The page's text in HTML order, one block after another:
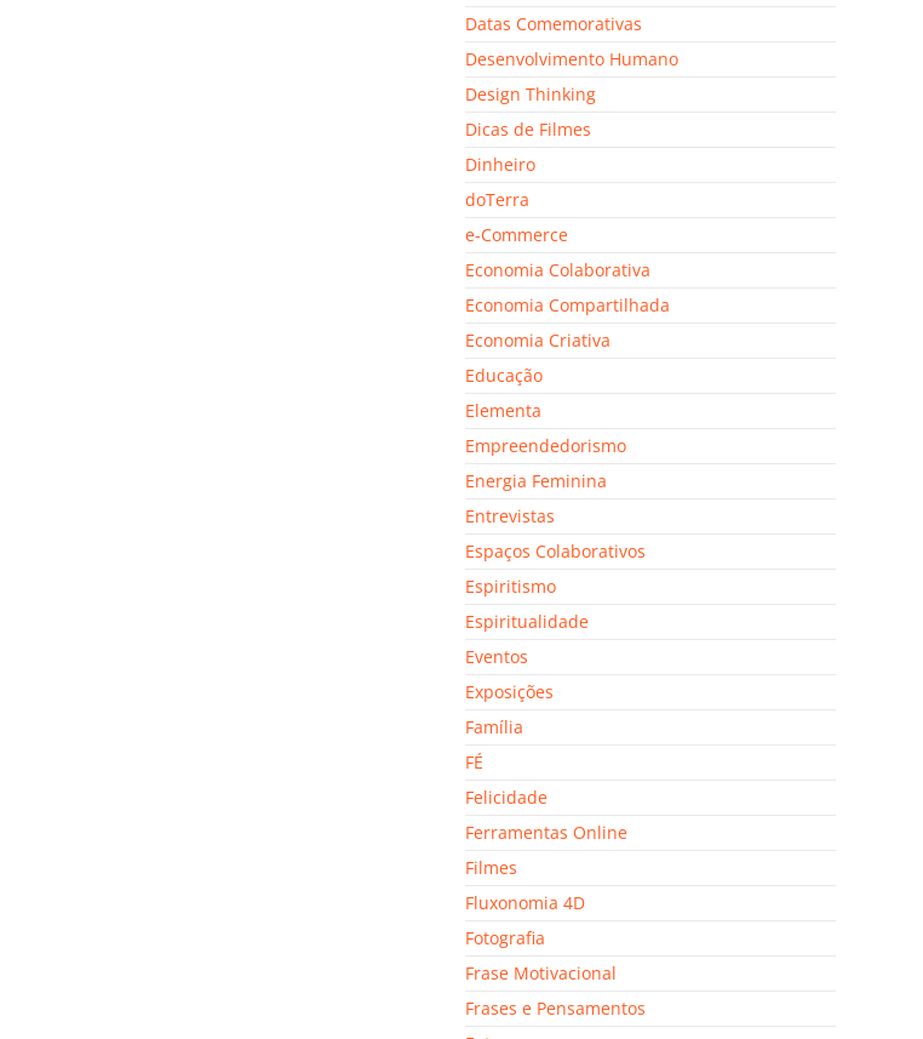
Datas Comemorativas
Desenvolvimento Humano
Design Thinking
Dicas de Filmes
Dinheiro
doTerra
e-Commerce
Economia Colaborativa
Economia Compartilhada
Economia Criativa
Educação
Elementa
Empreendedorismo
Energia Feminina
Entrevistas
Espaços Colaborativos
Espiritismo
Espiritualidade
Eventos
Exposições
Família
FÉ
Felicidade
Ferramentas Online
Filmes
Fluxonomia 4D
Fotografia
Frase Motivacional
Frases e Pensamentos